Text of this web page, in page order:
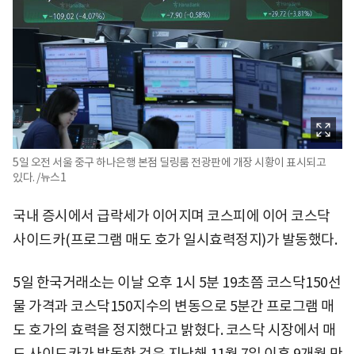
5일 오전 서울 중구 하나은행 본점 딜링룸 전광판에 개장 시황이 표시되고
있다. /뉴스1
국내 증시에서 급락세가 이어지며 코스피에 이어 코스닥
사이드카(프로그램 매도 호가 일시효력정지)가 발동했다.
5일 한국거래소는 이날 오후 1시 5분 19초쯤 코스닥150선
물 가격과 코스닥150지수의 변동으로 5분간 프로그램 매
도 호가의 효력을 정지했다고 밝혔다. 코스닥 시장에서 매